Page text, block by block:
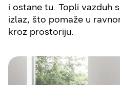
i ostane tu. Topli vazduh
izlaz, što pomaže u
kroz prostoriju.